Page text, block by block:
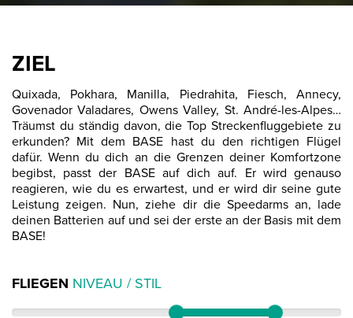
ZIEL
Quixada, Pokhara, Manilla, Piedrahita, Fiesch, Annecy,
Govenador Valadares, Owens Valley, St. André-les-Alpes…
Träumst du ständig davon, die Top Streckenfluggebiete zu
erkunden? Mit dem BASE hast du den richtigen Flügel
dafür. Wenn du dich an die Grenzen deiner Komfortzone
begibst, passt der BASE auf dich auf. Er wird genauso
reagieren, wie du es erwartest, und er wird dir seine gute
Leistung zeigen. Nun, ziehe dir die Speedarms an, lade
deinen Batterien auf und sei der erste an der Basis mit dem
BASE!
FLIEGEN NIVEAU / STIL